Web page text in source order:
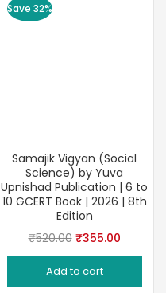
Save 32%
Samajik Vigyan (Social
Science) by Yuva
Upnishad Publication | 6 to
10 GCERT Book | 2026 | 8th
Edition
₹520.00 Original
price
was:
₹355.00Current
price
Add to cart